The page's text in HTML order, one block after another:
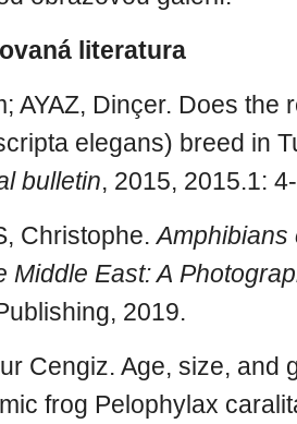
literatura
AYAZ, Dinçer. Does the
elegans) breed in
bulletin, 2015, 2015.1:
Christophe.Amphibians
Middle East: A
2019.
Cengiz. Age, size, and
frog Pelophylax